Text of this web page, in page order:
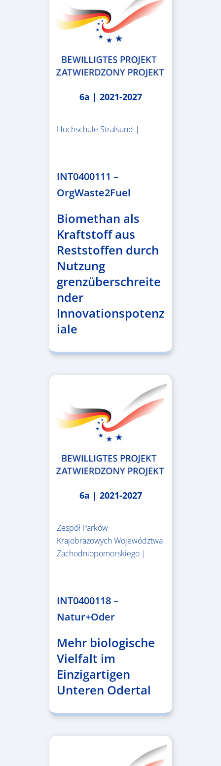
6a | 2021-2027
Hochschule Stralsund |
INT0400111 –
OrgWaste2Fuel
Biomethan als
Kraftstoff aus
Reststoffen durch
Nutzung
grenzüberschreite
nder
Innovationspotenz
iale
6a | 2021-2027
Zespół Parków
Krajobrazowych Województwa
Zachodniopomorskiego |
INT0400118 –
Natur+Oder
Mehr biologische
Vielfalt im
Einzigartigen
Unteren Odertal